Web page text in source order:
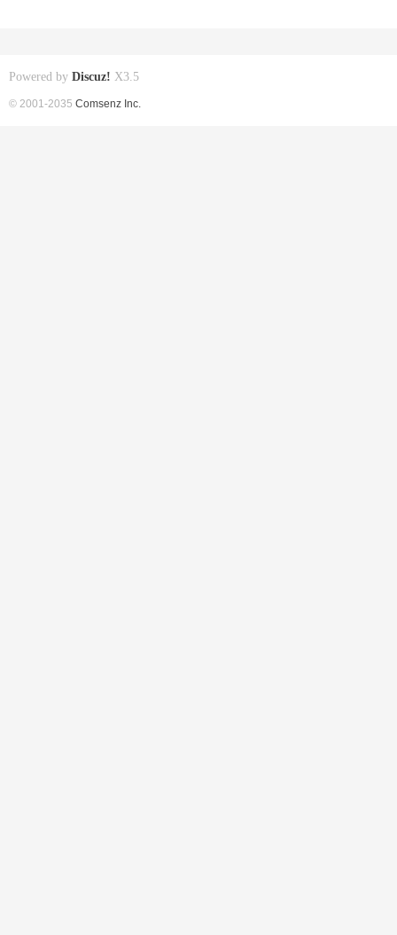
Powered by Discuz! X3.5
© 2001-2035 Comsenz Inc.